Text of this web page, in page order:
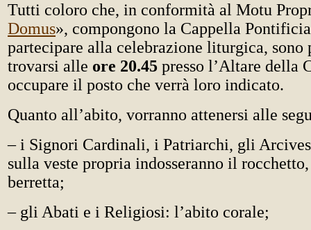
Tutti coloro che, in conformità al Motu
Domus», compongono la Cappella
partecipare alla celebrazione liturgica, sono
trovarsi alle ore 20.45 presso l’Altare della
occupare il posto che verrà loro indicato.
Quanto all’abito, vorranno attenersi alle
– i Signori Cardinali, i Patriarchi, gli
sulla veste propria indosseranno il
berretta;
– gli Abati e i Religiosi: l’abito corale;